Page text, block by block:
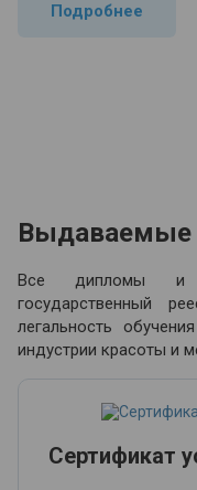
Подробнее
Выдаваемые
Все дипломы и
государственный
легальность
индустрии красоты и
Сертификат